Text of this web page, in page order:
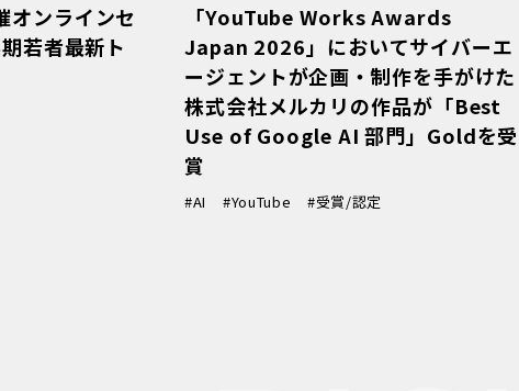
オンラインセ
若者最新ト
「YouTube Works Awards
Japan 2026」においてサイバーエ
ージェントが企画・制作を手がけた
株式会社メルカリの作品が「Best
Use of Google AI 部​門」Goldを受
賞
#AI #YouTube #受賞/認定